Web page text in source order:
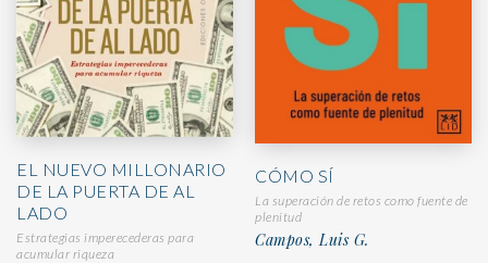
EL NUEVO MILLONARIO
DE LA PUERTA DE AL
LADO
Estrategias imperecederas para
acumular riqueza
CÓMO SÍ
La superación de retos como fuente de
plenitud
Campos, Luis G.